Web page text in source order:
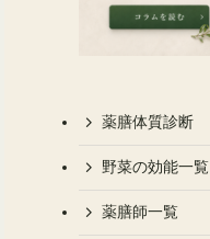
薬膳体質診断
野菜の効能一覧
薬膳師一覧